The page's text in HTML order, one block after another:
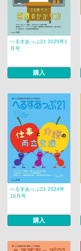
へるすあっぷ21 2025年1
月号
購入
へるすあっぷ21 2024年
10月号
購入